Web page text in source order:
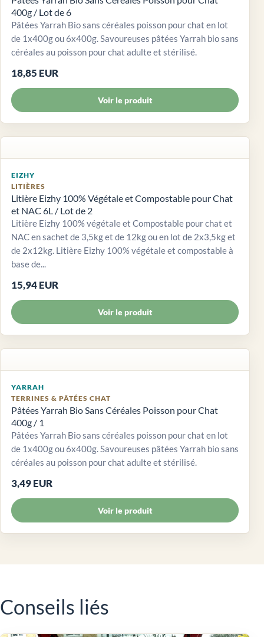
400g / Lot de 6
Pâtées Yarrah Bio sans céréales poisson pour chat en lot
de 1x400g ou 6x400g. Savoureuses pâtées Yarrah bio sans
céréales au poisson pour chat adulte et stérilisé.
18,85 EUR
Voir le produit
EIZHY
LITIÈRES
Litière Eizhy 100% Végétale et Compostable pour Chat
et NAC 6L / Lot de 2
Litière Eizhy 100% végétale et Compostable pour chat et
NAC en sachet de 3,5kg et de 12kg ou en lot de 2x3,5kg et
de 2x12kg. Litière Eizhy 100% végétale et compostable à
base de...
15,94 EUR
Voir le produit
YARRAH
TERRINES & PÂTÉES CHAT
Pâtées Yarrah Bio Sans Céréales Poisson pour Chat
400g / 1
Pâtées Yarrah Bio sans céréales poisson pour chat en lot
de 1x400g ou 6x400g. Savoureuses pâtées Yarrah bio sans
céréales au poisson pour chat adulte et stérilisé.
3,49 EUR
Voir le produit
Conseils liés